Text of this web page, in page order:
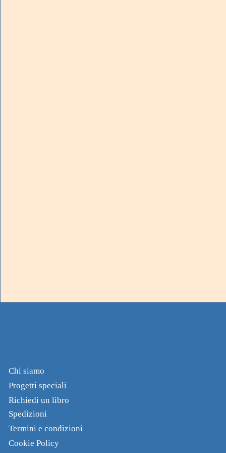
Chi siamo
Progetti speciali
Richiedi un libro
Spedizioni
Termini e condizioni
Cookie Policy